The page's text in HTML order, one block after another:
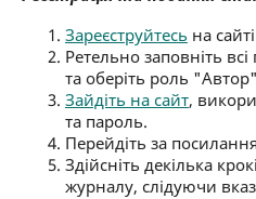
Зареєструйтесь на
Ретельно заповніть
та оберіть роль
Зайдіть на сайт,
та пароль.
Перейдіть за
Здійсніть декілька
журналу, слідуючи